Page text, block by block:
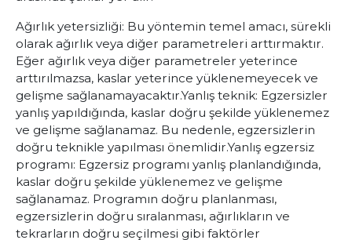
Ağırlık yetersizliği: Bu yöntemin temel amacı, sürekli
olarak ağırlık veya diğer parametreleri arttırmaktır.
Eğer ağırlık veya diğer parametreler yeterince
arttırılmazsa, kaslar yeterince yüklenemeyecek ve
gelişme sağlanamayacaktır.Yanlış teknik: Egzersizler
yanlış yapıldığında, kaslar doğru şekilde yüklenemez
ve gelişme sağlanamaz. Bu nedenle, egzersizlerin
doğru teknikle yapılması önemlidir.Yanlış egzersiz
programı: Egzersiz programı yanlış planlandığında,
kaslar doğru şekilde yüklenemez ve gelişme
sağlanamaz. Programın doğru planlanması,
egzersizlerin doğru sıralanması, ağırlıkların ve
tekrarların doğru seçilmesi gibi faktörler